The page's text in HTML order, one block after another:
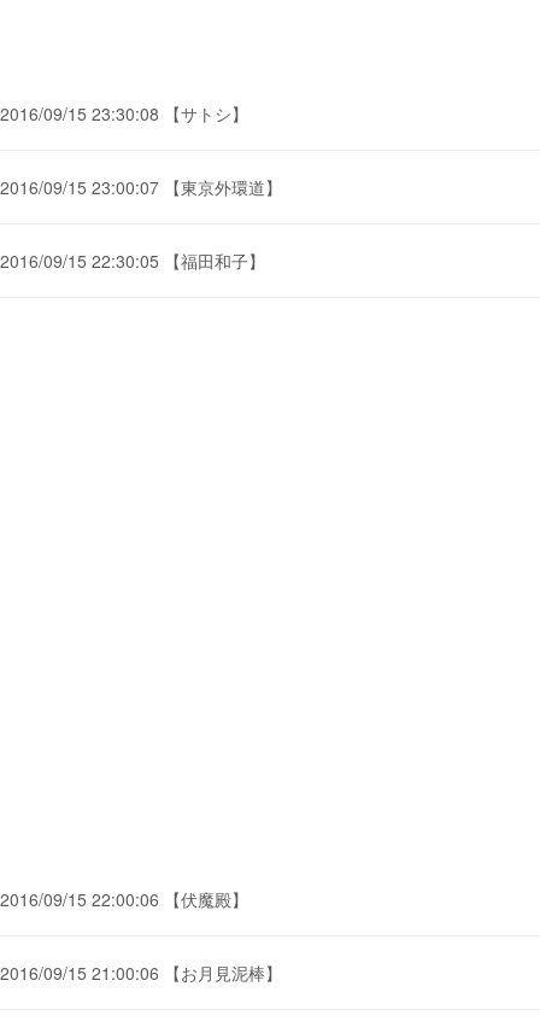
2016/09/15 23:30:08 【サトシ】
2016/09/15 23:00:07 【東京外環道】
2016/09/15 22:30:05 【福田和子】
2016/09/15 22:00:06 【伏魔殿】
2016/09/15 21:00:06 【お月見泥棒】